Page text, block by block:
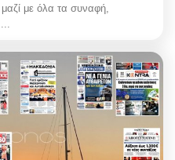
μαζί με όλα τα συναφή,